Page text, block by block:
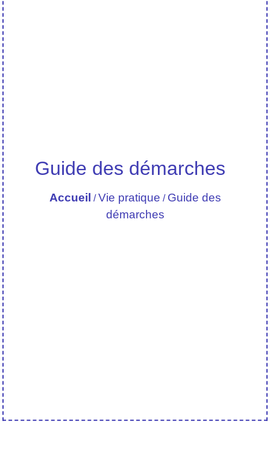
Guide des démarches
Accueil /Vie pratique / Guide des
démarches